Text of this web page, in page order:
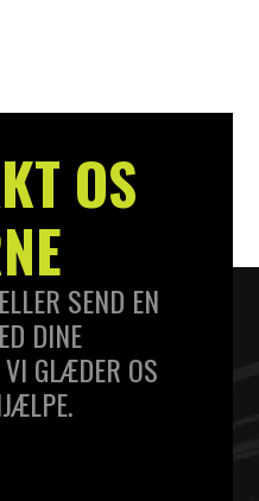
OS
SEND EN
DINE
GLÆDER OS